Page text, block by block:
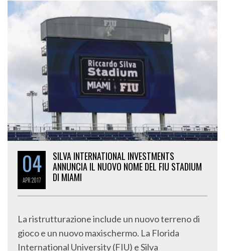
04
APR2017
SILVA INTERNATIONAL INVESTMENTS
ANNUNCIA IL NUOVO NOME DEL FIU STADIUM
DI MIAMI
La ristrutturazione include un nuovo terreno di
gioco e un nuovo maxischermo. La Florida
International University (FIU) e Silva